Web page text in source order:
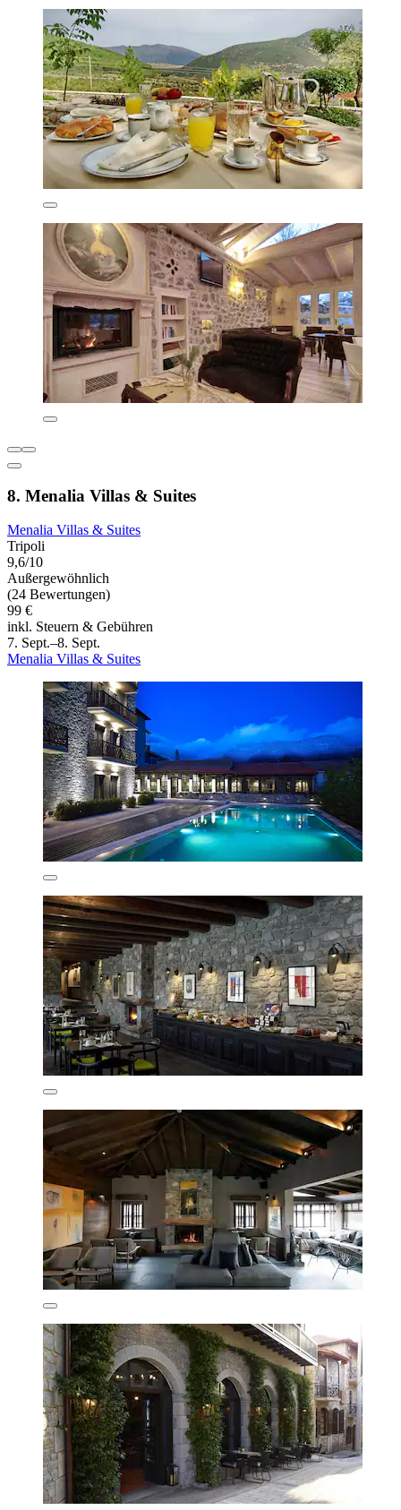
8. Menalia Villas & Suites
Menalia Villas & Suites
Tripoli
9,6/10
Außergewöhnlich
(24 Bewertungen)
99 €
inkl. Steuern & Gebühren
7. Sept.–8. Sept.
Menalia Villas & Suites